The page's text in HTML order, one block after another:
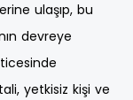
ulaşıp, bu
devreye
yetkisiz kişi ve